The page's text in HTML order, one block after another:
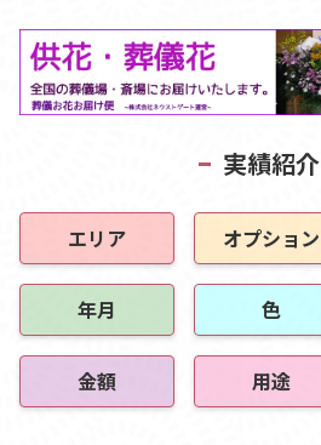
実績紹介
エリア オプション
年月 色
金額 用途